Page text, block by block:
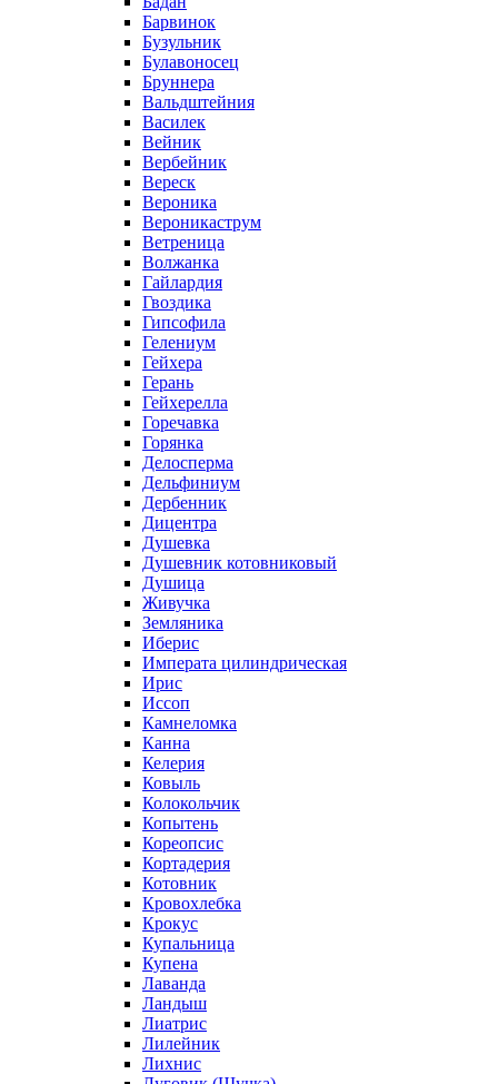
Барвинок
Бузульник
Булавоносец
Бруннера
Вальдштейния
Василек
Вейник
Вербейник
Вереск
Вероника
Вероникаструм
Ветреница
Волжанка
Гайлардия
Гвоздика
Гипсофила
Гелениум
Гейхера
Герань
Гейхерелла
Горечавка
Горянка
Делосперма
Дельфиниум
Дербенник
Дицентра
Душевка
Душевник котовниковый
Душица
Живучка
Земляника
Иберис
Императа цилиндрическая
Ирис
Иссоп
Камнеломка
Канна
Келерия
Ковыль
Колокольчик
Копытень
Кореопсис
Кортадерия
Котовник
Кровохлебка
Крокус
Купальница
Купена
Лаванда
Ландыш
Лиатрис
Лилейник
Лихнис